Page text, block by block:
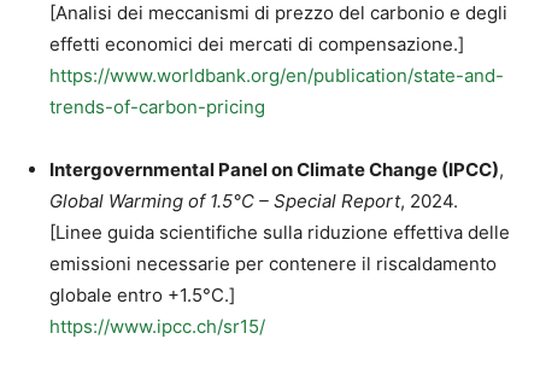
[Analisi dei meccanismi di prezzo del carbonio e degli
effetti economici dei mercati di compensazione.]
https://www.worldbank.org/en/publication/state-and-
trends-of-carbon-pricing
Intergovernmental Panel on Climate Change (IPCC),
Global Warming of 1.5°C – Special Report, 2024.
[Linee guida scientifiche sulla riduzione effettiva delle
emissioni necessarie per contenere il riscaldamento
globale entro +1.5°C.]
https://www.ipcc.ch/sr15/